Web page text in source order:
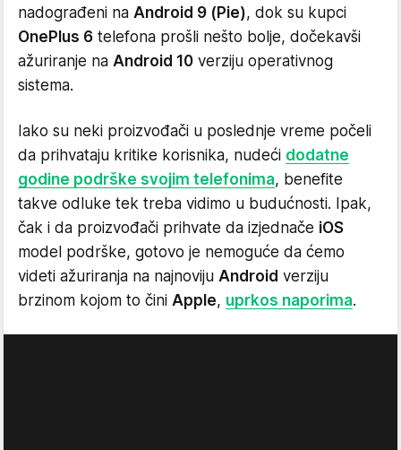
nadograđeni na Android 9 (Pie), dok su kupci
OnePlus 6 telefona prošli nešto bolje, dočekavši
ažuriranje na Android 10 verziju operativnog
sistema.
Iako su neki proizvođači u poslednje vreme počeli
da prihvataju kritike korisnika, nudeći dodatne
godine podrške svojim telefonima, benefite
takve odluke tek treba vidimo u budućnosti. Ipak,
čak i da proizvođači prihvate da izjednače iOS
model podrške, gotovo je nemoguće da ćemo
videti ažuriranja na najnoviju Android verziju
brzinom kojom to čini Apple, uprkos naporima.